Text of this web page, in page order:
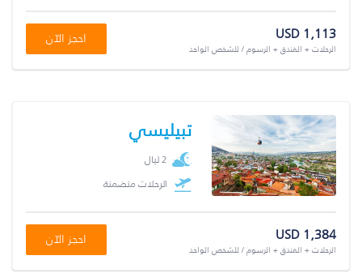
USD 1,113
الرحلات + الفندق + الرسوم / للشخص الواحد
احجز الآن
تبيليسي
2 ليال
الرحلات متضمنة
USD 1,384
الرحلات + الفندق + الرسوم / للشخص الواحد
احجز الآن